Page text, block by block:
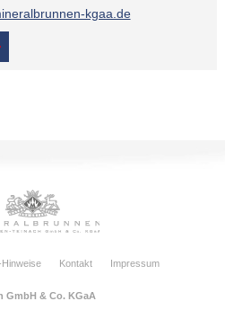
kgaa.de
Kontakt Impressum
GmbH & Co. KGaA